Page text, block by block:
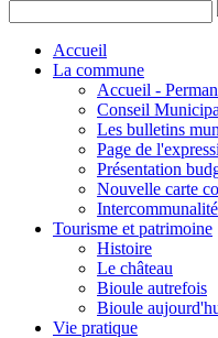
Accueil
La commune
Accueil -
Conseil
Les bulletins
Page de
Présentation
Nouvelle carte
Intercommunalité
Tourisme et patrimoine
Histoire
Le château
Bioule autrefois
Bioule
Vie pratique